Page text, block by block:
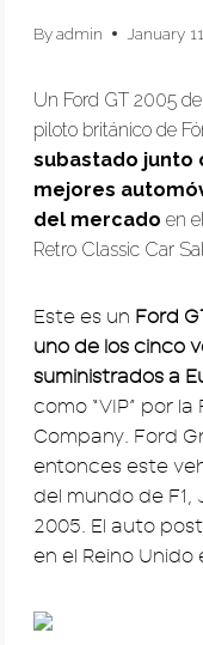
Byadmin January
Un Ford GT 2005
piloto británico de
subastado junto
mejores
del mercado en
Retro Classic Car
Este es un Ford
uno de los cinco
suministrados a
como “VIP” por
Company. Ford
entonces este
del mundo de
2005. El auto
en el Reino Unido